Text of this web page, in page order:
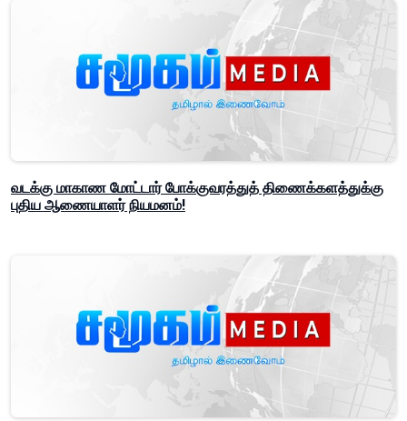
வடக்கு மாகாண மோட்டார் போக்குவரத்துத் திணைக்களத்துக்கு
புதிய ஆணையாளர் நியமனம்!